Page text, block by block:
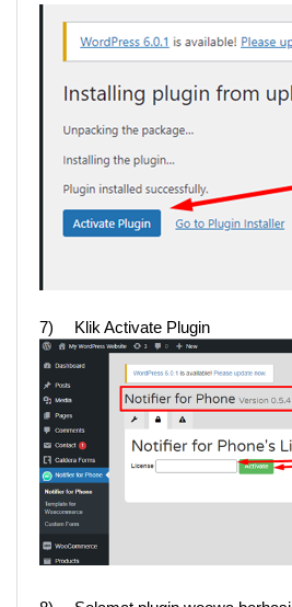
7) Klik Activate Plugin